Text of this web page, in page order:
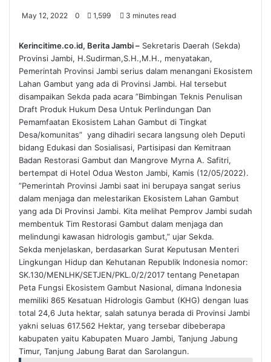
May 12, 2022 0 1,599 3 minutes read
Kerincitime.co.id, Berita Jambi – Sekretaris Daerah (Sekda)
Provinsi Jambi, H.Sudirman,S.H.,M.H., menyatakan,
Pemerintah Provinsi Jambi serius dalam menangani Ekosistem
Lahan Gambut yang ada di Provinsi Jambi. Hal tersebut
disampaikan Sekda pada acara ”Bimbingan Teknis Penulisan
Draft Produk Hukum Desa Untuk Perlindungan Dan
Pemamfaatan Ekosistem Lahan Gambut di Tingkat
Desa/komunitas” yang dihadiri secara langsung oleh Deputi
bidang Edukasi dan Sosialisasi, Partisipasi dan Kemitraan
Badan Restorasi Gambut dan Mangrove Myrna A. Safitri,
bertempat di Hotel Odua Weston Jambi, Kamis (12/05/2022).
”Pemerintah Provinsi Jambi saat ini berupaya sangat serius
dalam menjaga dan melestarikan Ekosistem Lahan Gambut
yang ada Di Provinsi Jambi. Kita melihat Pemprov Jambi sudah
membentuk Tim Restorasi Gambut dalam menjaga dan
melindungi kawasan hidrologis gambut,” ujar Sekda.
Sekda menjelaskan, berdasarkan Surat Keputusan Menteri
Lingkungan Hidup dan Kehutanan Republik Indonesia nomor:
SK.130/MENLHK/SETJEN/PKL.0/2/2017 tentang Penetapan
Peta Fungsi Ekosistem Gambut Nasional, dimana Indonesia
memiliki 865 Kesatuan Hidrologis Gambut (KHG) dengan luas
total 24,6 Juta hektar, salah satunya berada di Provinsi Jambi
yakni seluas 617.562 Hektar, yang tersebar dibeberapa
kabupaten yaitu Kabupaten Muaro Jambi, Tanjung Jabung
Timur, Tanjung Jabung Barat dan Sarolangun.